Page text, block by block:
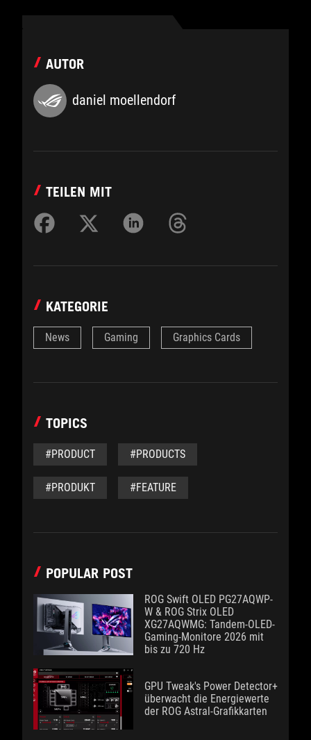
AUTOR
daniel moellendorf
TEILEN MIT
KATEGORIE
News Gaming Graphics Cards
TOPICS
#PRODUCT #PRODUCTS
#PRODUKT #FEATURE
POPULAR POST
ROG Swift OLED PG27AQWP-
W & ROG Strix OLED
XG27AQWMG: Tandem-OLED-
Gaming-Monitore 2026 mit
bis zu 720 Hz
GPU Tweak's Power Detector+
überwacht die Energiewerte
der ROG Astral-Grafikkarten